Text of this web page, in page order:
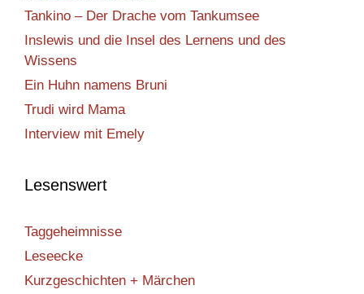
Tankino – Der Drache vom Tankumsee
Inslewis und die Insel des Lernens und des
Wissens
Ein Huhn namens Bruni
Trudi wird Mama
Interview mit Emely
Lesenswert
Taggeheimnisse
Leseecke
Kurzgeschichten + Märchen